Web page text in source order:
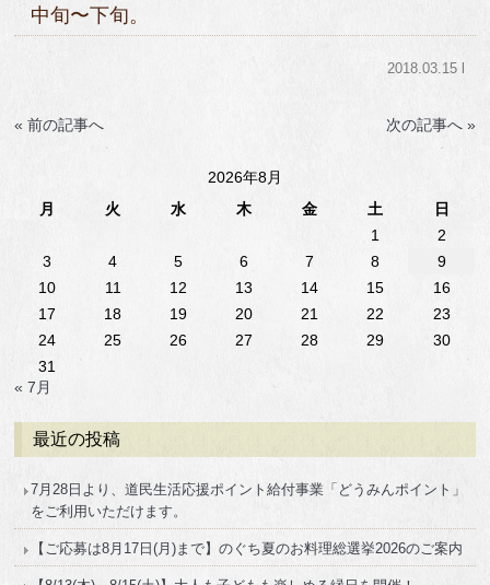
中旬〜下旬。
2018.03.15 l
« 前の記事へ 次の記事へ »
2026年8月
月
火 水 木 金 土
日
1
2
3
4 5 6 7 8
9
10
11 12 13 14 15
16
17
18 19 20 21 22
23
24
25 26 27 28 29
30
31
« 7月
最近の投稿
7月28日より、道民生活応援ポイント給付事業「どうみんポイント」
をご利用いただけます。
【ご応募は8月17日(月)まで】のぐち夏のお料理総選挙2026のご案内